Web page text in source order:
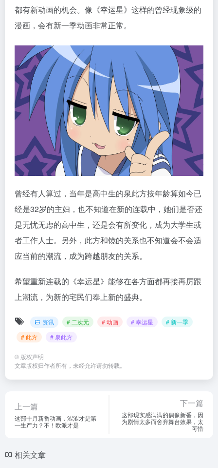
都有新动画的机会。像《幸运星》这样的曾经现象级的
漫画，会有新一季动画非常正常。
曾经有人算过，当年是高中生的泉此方按年龄算如今已
经是32岁的主妇，也不知道在新的连载中，她们是否还
是无忧无虑的高中生，还是会有所变化，成为大学生或
者工作人士。另外，此方和镜的关系也不知道会不会适
应当前的潮流，成为跨越朋友的关系。
希望重新连载的《幸运星》能够在各方面都再接再厉跟
上潮流，为新的宅民们奉上新的盛典。
资讯 # 二次元 # 动画 # 幸运星
# 新一季
# 此方
# 泉此方
© 版权声明
文章版权归作者所有，未经允许请勿转载。
上一篇
这部十月新番动画，涩涩才是第
一生产力？不！欧派才是
下一篇
这部现实感满满的偶像新番，因
为剧情太多而舍弃舞台效果，太
可惜
相关文章